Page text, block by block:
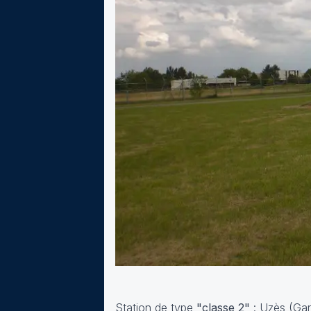
Station de type "classe 2" : Uzès